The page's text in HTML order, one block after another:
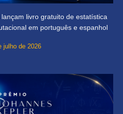
livro gratuito de estatística
em português e espanhol
julho de 2026